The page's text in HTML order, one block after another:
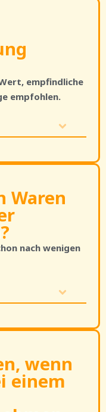
empfindliche
empfohlen.
Waren
nach wenigen
wenn
einem